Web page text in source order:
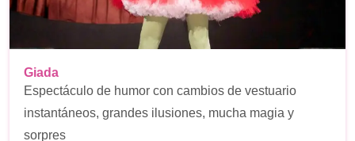
Giada
Espectáculo de humor con cambios de vestuario
instantáneos, grandes ilusiones, mucha magia y
sorpres